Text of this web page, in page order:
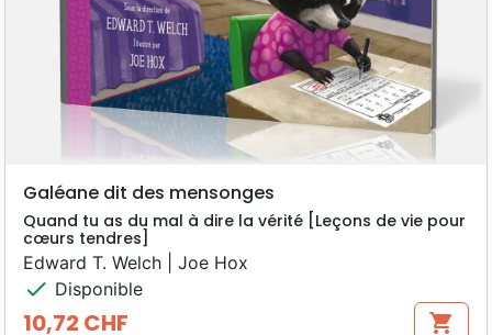
Galéane dit des mensonges
Quand tu as du mal à dire la vérité [Leçons de vie pour
cœurs tendres]
Edward T. Welch | Joe Hox
check Disponible
10,72 CHF shopping_cart